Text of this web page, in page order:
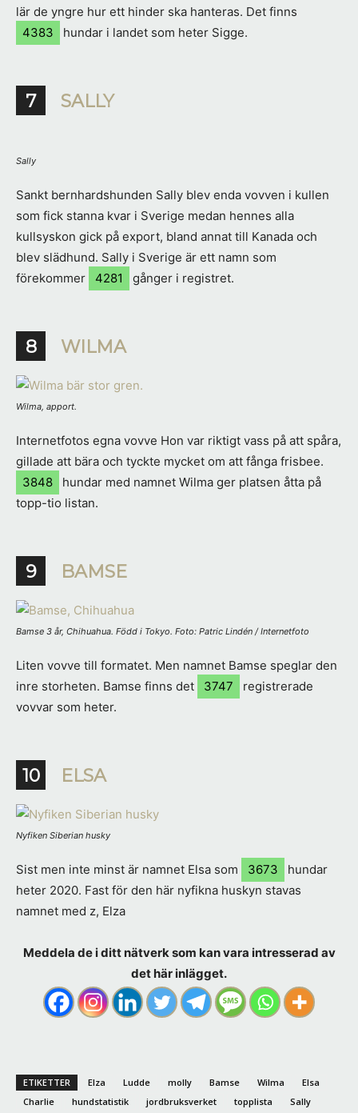
lär de yngre hur ett hinder ska hanteras. Det finns
4383
hundar i landet som heter Sigge.
7 SALLY
Sally
Sankt bernhardshunden Sally blev enda vovven i kullen
som fick stanna kvar i Sverige medan hennes alla
kullsyskon gick på export, bland annat till Kanada och
blev slädhund. Sally i Sverige är ett namn som
förekommer
4281 gånger i registret.
8 WILMA
Wilma, apport.
Internetfotos egna vovve Hon var riktigt vass på att spåra,
gillade att bära och tyckte mycket om att fånga frisbee.
3848
hundar med namnet Wilma ger platsen åtta på
topp-tio listan.
9 BAMSE
Bamse 3 år, Chihuahua. Född i Tokyo. Foto: Patric Lindén / Internetfoto
Liten vovve till formatet. Men namnet Bamse speglar den
inre storheten. Bamse finns det
3747
registrerade
vovvar som heter.
10 ELSA
Nyfiken Siberian husky
Sist men inte minst är namnet Elsa som 3673
hundar
heter 2020. Fast för den här nyfikna huskyn stavas
namnet med z, Elza
Meddela de i ditt nätverk som kan vara intresserad av
det här inlägget.
ETIKETTER Elza Ludde molly Bamse Wilma
Elsa
Charlie
hundstatistik jordbruksverket topplista
Sally